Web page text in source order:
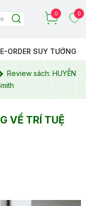
0 0
ORDER SUY TƯỞNG
Review sách: HUYỄN
VỀ TRÍ TUỆ